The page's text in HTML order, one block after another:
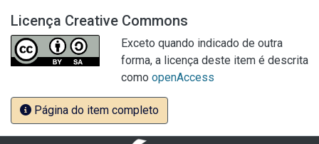
Licença Creative Commons
Exceto quando indicado de outra
forma, a licença deste item é descrita
como openAccess
Página do item completo